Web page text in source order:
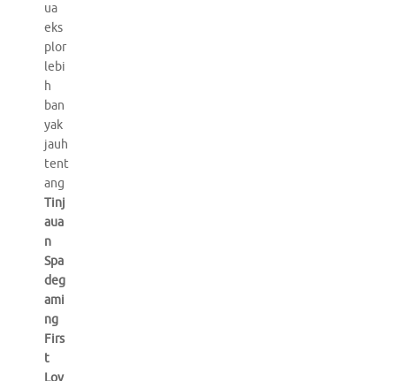
ua
eks
plor
lebi
h
ban
yak
jauh
tent
ang
Tinj
aua
n
Spa
deg
ami
ng
Firs
t
Lov